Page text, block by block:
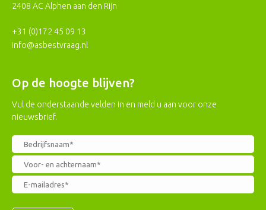
2408 AC Alphen aan den Rijn
+31 (0)172 45 09 13
info@asbestvraag.nl
Op de hoogte blijven?
Vul de onderstaande velden in en meld u aan voor onze
nieuwsbrief.